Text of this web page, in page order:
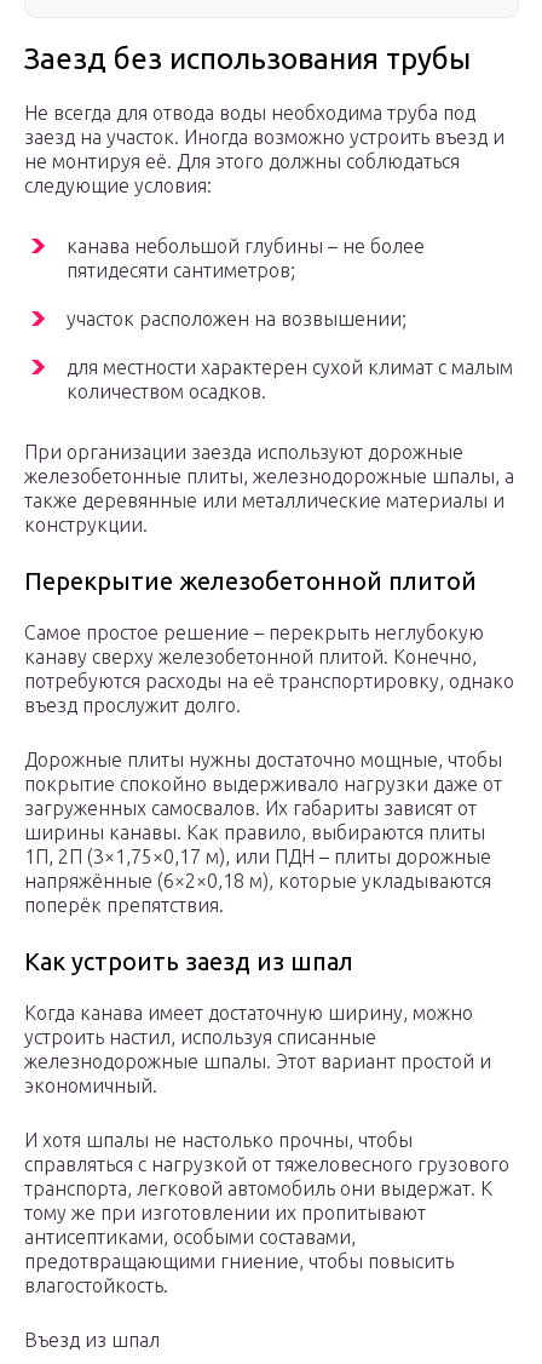
Заезд без использования трубы
Не всегда для отвода воды необходима труба под
заезд на участок. Иногда возможно устроить въезд и
не монтируя её. Для этого должны соблюдаться
следующие условия:
канава небольшой глубины – не более
пятидесяти сантиметров;
участок расположен на возвышении;
для местности характерен сухой климат с малым
количеством осадков.
При организации заезда используют дорожные
железобетонные плиты, железнодорожные шпалы, а
также деревянные или металлические материалы и
конструкции.
Перекрытие железобетонной плитой
Самое простое решение – перекрыть неглубокую
канаву сверху железобетонной плитой. Конечно,
потребуются расходы на её транспортировку, однако
въезд прослужит долго.
Дорожные плиты нужны достаточно мощные, чтобы
покрытие спокойно выдерживало нагрузки даже от
загруженных самосвалов. Их габариты зависят от
ширины канавы. Как правило, выбираются плиты
1П, 2П (3×1,75×0,17 м), или ПДН – плиты дорожные
напряжённые (6×2×0,18 м), которые укладываются
поперёк препятствия.
Как устроить заезд из шпал
Когда канава имеет достаточную ширину, можно
устроить настил, используя списанные
железнодорожные шпалы. Этот вариант простой и
экономичный.
И хотя шпалы не настолько прочны, чтобы
справляться с нагрузкой от тяжеловесного грузового
транспорта, легковой автомобиль они выдержат. К
тому же при изготовлении их пропитывают
антисептиками, особыми составами,
предотвращающими гниение, чтобы повысить
влагостойкость.
Въезд из шпал